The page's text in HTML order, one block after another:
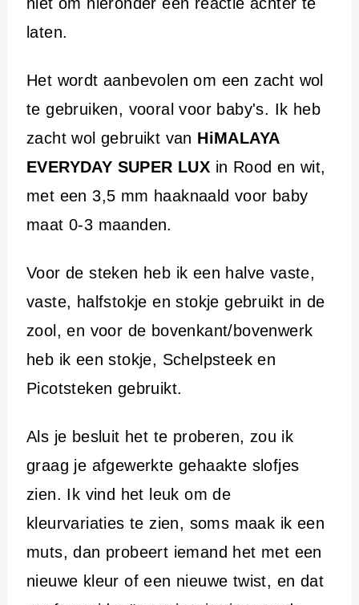
laten.
Het wordt aanbevolen om een zacht wol
te gebruiken, vooral voor baby's. Ik heb
zacht wol gebruikt van HiMALAYA
EVERYDAY SUPER LUX in Rood en wit,
met een 3,5 mm haaknaald voor baby
maat 0-3 maanden.
Voor de steken heb ik een halve vaste,
vaste, halfstokje en stokje gebruikt in de
zool, en voor de bovenkant/bovenwerk
heb ik een stokje, Schelpsteek en
Picotsteken gebruikt.
Als je besluit het te proberen, zou ik
graag je afgewerkte gehaakte slofjes
zien. Ik vind het leuk om de
kleurvariaties te zien, soms maak ik een
muts, dan probeert iemand het met een
nieuwe kleur of een nieuwe twist, en dat